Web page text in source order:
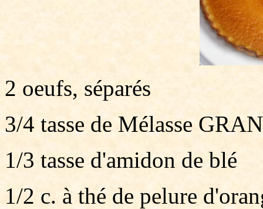
2 oeufs, séparés
3/4 tasse de Mélasse
1/3 tasse d'amidon de blé
1/2 c. à thé de pelure